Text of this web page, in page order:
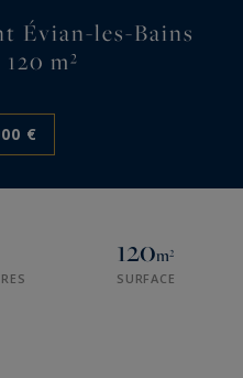
Évian-les-Bains
m²
€
120m²
SURFACE